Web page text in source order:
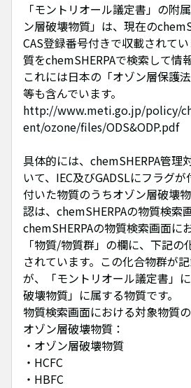
「モントリオール議定書」の附
ン層破壊物質」は、現在の
CAS登録番号付きで収載されて
質をchemSHERPAで検索して情
これには日本の「オゾン層保護
等も含んでいます。
http://www.meti.go.jp/policy/
ent/ozone/files/ODS&ODP.pdf
具体的には、chemSHERPA管理
いて、IEC及びGADSLにフラグ
付いた物質のうちオゾン層破壊
認は、chemSHERPAの物質検索
chemSHERPAの物質検索画面に
「物質/物質群」の欄に、下記
されています。この化合物群が
が、「モントリオール議定書」
破壊物質」に属する物質です。
物質検索画面における対象物質
オゾン層破壊物質：
・オゾン層破壊物質
・HCFC
・HBFC